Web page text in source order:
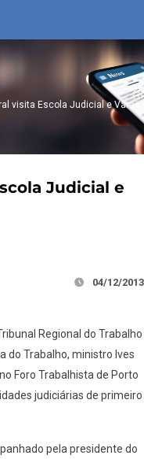
visita Escola Judicial e Varas
Judicial e
04/12/2013
Regional do Trabalho
do Trabalho, ministro Ives
Foro Trabalhista de Porto
judiciárias de primeiro
pela presidente do